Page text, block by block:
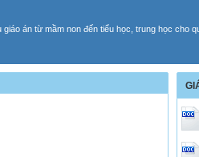
án từ mầm non đến tiểu học, trung học cho